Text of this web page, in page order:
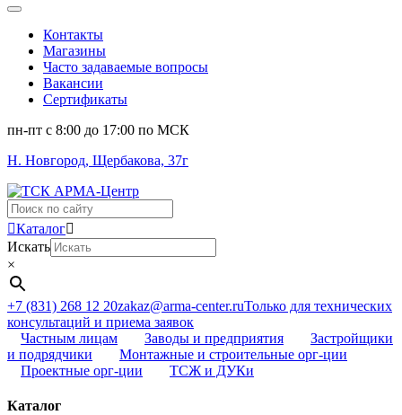
Контакты
Магазины
Часто задаваемые вопросы
Вакансии
Сертификаты
пн-пт c 8:00 до 17:00 по МСК
Н. Новгород, Щербакова, 37г
Поиск
...Каталог
Искать
×
+7 (831) 268 12 20zakaz@arma-center.ruТолько для технических
консультаций и приема заявок
Частным лицам
Заводы и предприятия
Застройщики
и подрядчики
Монтажные и строительные орг-ции
Проектные орг-ции
ТСЖ и ДУКи
Каталог